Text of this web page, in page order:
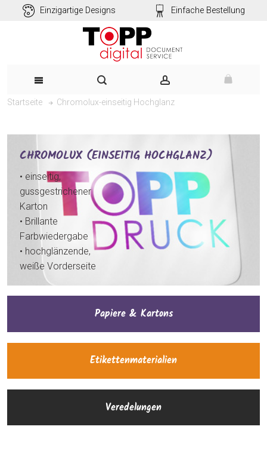
Einzigartige Designs Einfache Bestellung
Startseite Chromolux-einseitig Hochglanz
CHROMOLUX (EINSEITIG HOCHGLANZ)
• einseitig,
gussgestrichener
Karton
• Brillante
Farbwiedergabe
• hochglänzende,
weiße Vorderseite
Papiere & Kartons
Etikettenmaterialien
Veredelungen